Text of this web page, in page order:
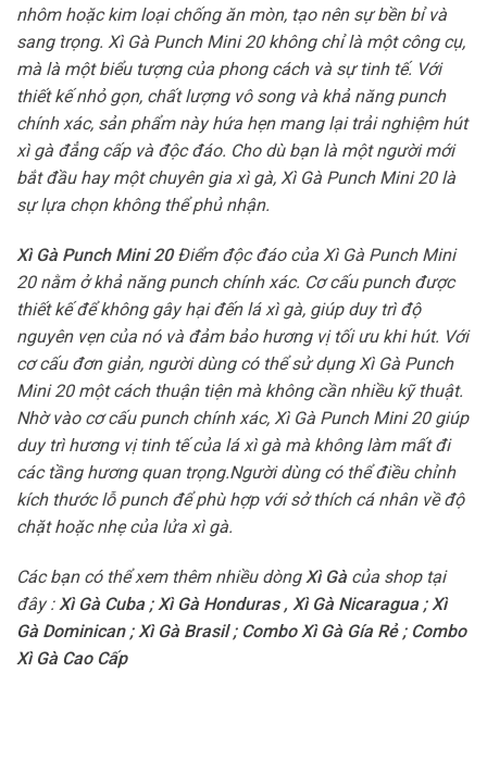
nhôm hoặc kim loại chống ăn mòn, tạo nên sự bền bỉ và
sang trọng. Xì Gà Punch Mini 20 không chỉ là một công cụ,
mà là một biểu tượng của phong cách và sự tinh tế. Với
thiết kế nhỏ gọn, chất lượng vô song và khả năng punch
chính xác, sản phẩm này hứa hẹn mang lại trải nghiệm hút
xì gà đẳng cấp và độc đáo. Cho dù bạn là một người mới
bắt đầu hay một chuyên gia xì gà, Xì Gà Punch Mini 20 là
sự lựa chọn không thể phủ nhận.
Xì Gà Punch Mini 20Điểm độc đáo của Xì Gà Punch Mini
20 nằm ở khả năng punch chính xác. Cơ cấu punch được
thiết kế để không gây hại đến lá xì gà, giúp duy trì độ
nguyên vẹn của nó và đảm bảo hương vị tối ưu khi hút. Với
cơ cấu đơn giản, người dùng có thể sử dụng Xì Gà Punch
Mini 20 một cách thuận tiện mà không cần nhiều kỹ thuật.
Nhờ vào cơ cấu punch chính xác, Xì Gà Punch Mini 20 giúp
duy trì hương vị tinh tế của lá xì gà mà không làm mất đi
các tầng hương quan trọng.Người dùng có thể điều chỉnh
kích thước lỗ punch để phù hợp với sở thích cá nhân về độ
chặt hoặc nhẹ của lửa xì gà.
Các bạn có thể xem thêm nhiều dòng Xì Gàcủa shop tại
đây : Xì Gà Cuba; Xì Gà Honduras, Xì Gà Nicaragua; Xì
Gà Dominican; Xì Gà Brasil; Combo Xì Gà Gía Rẻ; Combo
Xì Gà Cao Cấp